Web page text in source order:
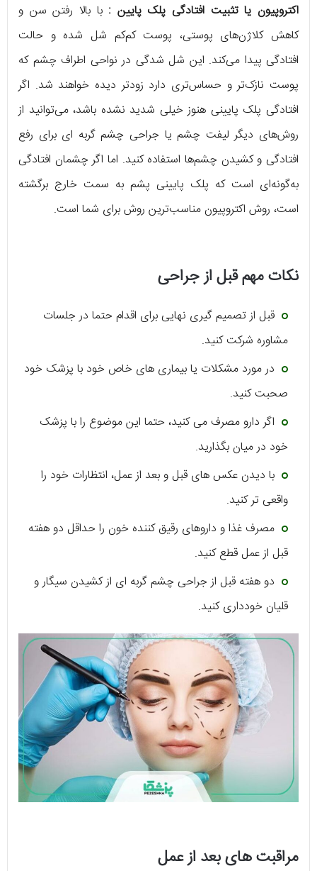
اکتروپیون یا تثبیت افتادگی پلک پایین : با بالا رفتن سن و
کاهش کلاژن‌های پوستی، پوست کم‌کم شل شده و حالت
افتادگی پیدا می‌کند. این شل شدگی در نواحی اطراف چشم که
پوست نازک‌تر و حساس‌تری دارد زودتر دیده خواهند شد. اگر
افتادگی پلک پایینی هنوز خیلی شدید نشده باشد، می‌توانید از
روش‌های دیگر لیفت چشم یا جراحی چشم گربه ای برای رفع
افتادگی و کشیدن چشم‌ها استفاده کنید. اما اگر چشمان افتادگی
به‌گونه‌ای است که پلک پایینی پشم به سمت خارج برگشته
است، روش اکتروپیون مناسب‌ترین روش برای شما است.
نکات مهم قبل از جراحی
قبل از تصمیم گیری نهایی برای اقدام حتما در جلسات
مشاوره شرکت کنید.
در مورد مشکلات یا بیماری های خاص خود با پزشک خود
صحبت کنید.
اگر دارو مصرف می کنید، حتما این موضوع را با پزشک
خود در میان بگذارید.
با دیدن عکس های قبل و بعد از عمل، انتظارات خود را
واقعی تر کنید.
مصرف غذا و داروهای رقیق کننده خون را حداقل دو هفته
قبل از عمل قطع کنید.
دو هفته قبل از جراحی چشم گربه ای از کشیدن سیگار و
قلیان خودداری کنید.
مراقبت های بعد از عمل